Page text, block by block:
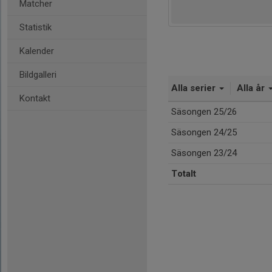
Matcher
Statistik
Kalender
Bildgalleri
Kontakt
Alla serier Alla år
Säsongen 25/26
Säsongen 24/25
Säsongen 23/24
Totalt